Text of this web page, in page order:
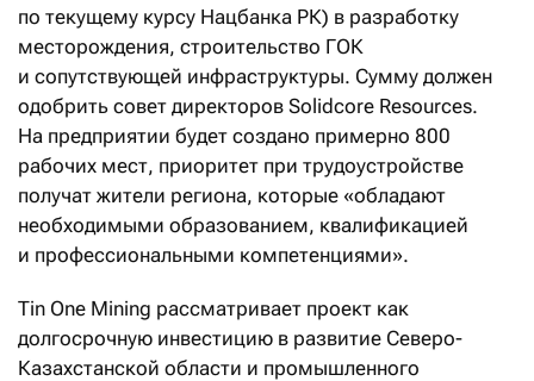
по текущему курсу Нацбанка РК) в разработку
месторождения, строительство ГОК
и сопутствующей инфраструктуры. Сумму должен
одобрить совет директоров Solidcore Resources.
На предприятии будет создано примерно 800
рабочих мест, приоритет при трудоустройстве
получат жители региона, которые «обладают
необходимыми образованием, квалификацией
и профессиональными компетенциями».
Tin One Mining рассматривает проект как
долгосрочную инвестицию в развитие Северо-
Казахстанской области и промышленного